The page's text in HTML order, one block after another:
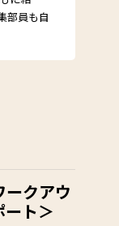
部員も自
クアウ
ト＞